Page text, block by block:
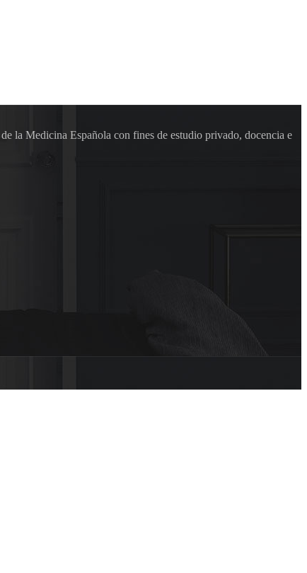
la Medicina Española con fines de estudio privado, docencia e